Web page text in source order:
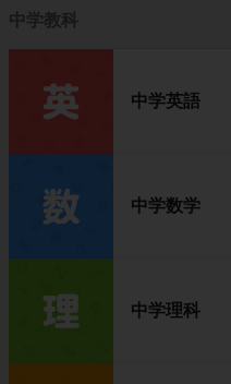
中学教科
中学英語
中学数学
中学理科